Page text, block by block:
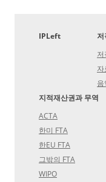
IPLeft
저
지적재산권과 무역
ACTA
한미 FTA
한EU FTA
그밖의 FTA
WIPO